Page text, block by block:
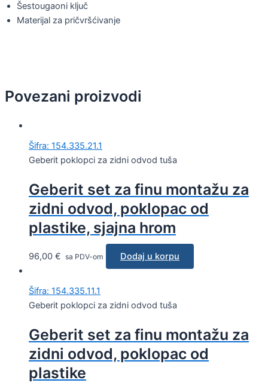
Šestougaoni ključ
Materijal za pričvršćivanje
Povezani proizvodi
Šifra: 154.335.21.1
Geberit poklopci za zidni odvod tuša
Geberit set za finu montažu za
zidni odvod, poklopac od
plastike, sjajna hrom
96,00 € sa PDV-om Dodaj u korpu
Šifra: 154.335.11.1
Geberit poklopci za zidni odvod tuša
Geberit set za finu montažu za
zidni odvod, poklopac od
plastike